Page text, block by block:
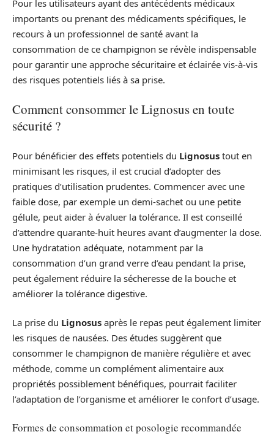
Pour les utilisateurs ayant des antécédents médicaux
importants ou prenant des médicaments spécifiques, le
recours à un professionnel de santé avant la
consommation de ce champignon se révèle indispensable
pour garantir une approche sécuritaire et éclairée vis-à-vis
des risques potentiels liés à sa prise.
Comment consommer le Lignosus en toute
sécurité ?
Pour bénéficier des effets potentiels du Lignosus tout en
minimisant les risques, il est crucial d’adopter des
pratiques d’utilisation prudentes. Commencer avec une
faible dose, par exemple un demi-sachet ou une petite
gélule, peut aider à évaluer la tolérance. Il est conseillé
d’attendre quarante-huit heures avant d’augmenter la dose.
Une hydratation adéquate, notamment par la
consommation d’un grand verre d’eau pendant la prise,
peut également réduire la sécheresse de la bouche et
améliorer la tolérance digestive.
La prise du Lignosus après le repas peut également limiter
les risques de nausées. Des études suggèrent que
consommer le champignon de manière régulière et avec
méthode, comme un complément alimentaire aux
propriétés possiblement bénéfiques, pourrait faciliter
l’adaptation de l’organisme et améliorer le confort d’usage.
Formes de consommation et posologie recommandée